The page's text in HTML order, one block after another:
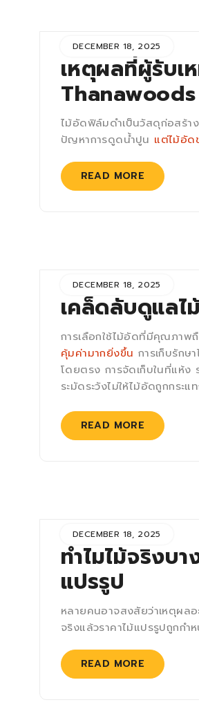
DECEMBER 18, 2025
เหตุผลที่ผู้รับเ
Thanawoods
ไม้อัดฟิล์มดำเป็นวัสดุก่อสร้า
ปัญหาการดูดน้ำปูน แต่ไม้อัด
READ MORE
DECEMBER 18, 2025
เคล็ดลับดูแลไ
การเลือกใช้ไม้อัดที่มีคุณภาพ
คุ้มค่ามากยิ่งขึ้น การเก็บรักษ
โดยตรง การจัดเก็บในที่แห้ง
ระมัดระวังไม่ให้ไม้อัดถูกกระ
READ MORE
DECEMBER 18, 2025
ทำไมไม้จริงบ
แปรรูป
หลายคนอาจสงสัยว่าเหตุผล
จริงแล้วราคาไม้แปรรูปถูกก
READ MORE